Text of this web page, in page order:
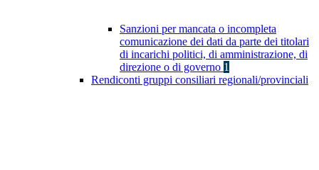
Sanzioni per mancata o incompleta
comunicazione dei dati da parte dei titolari
di incarichi politici, di amministrazione, di
direzione o di governo 1
Rendiconti gruppi consiliari regionali/provinciali